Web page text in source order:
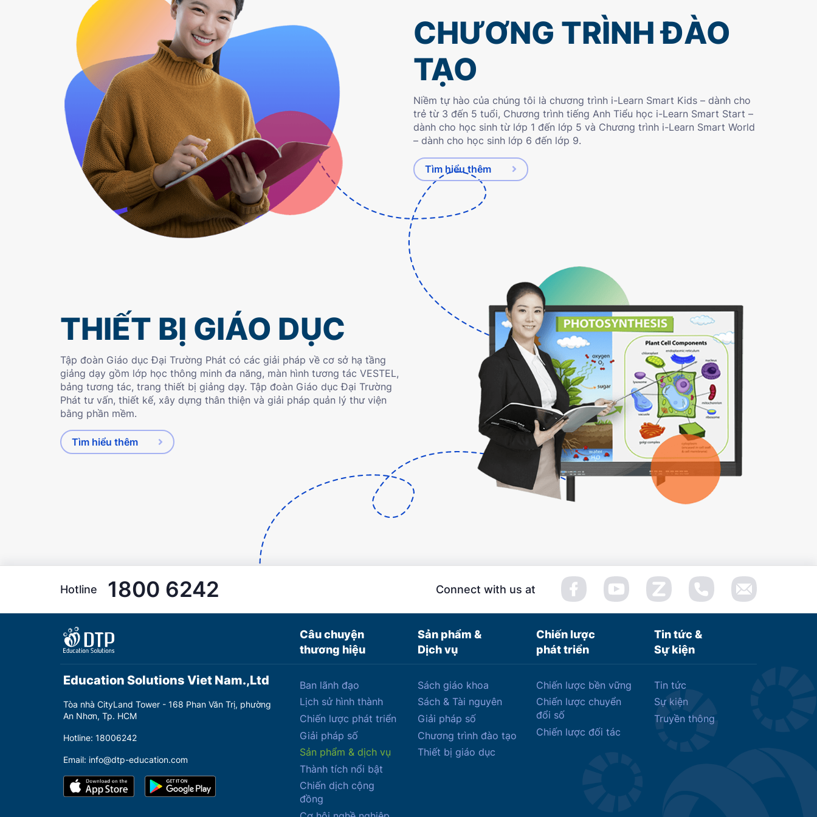
CHƯƠNG TRÌNH ĐÀO
TẠO
Niềm tự hào của chúng tôi là chương trình i-Learn Smart Kids – dành cho
trẻ từ 3 đến 5 tuổi, Chương trình tiếng Anh Tiểu học i-Learn Smart Start –
dành cho học sinh từ lớp 1 đến lớp 5 và Chương trình i-Learn Smart World
– dành cho học sinh lớp 6 đến lớp 9.
Tìm hiểu thêm
THIẾT BỊ GIÁO DỤC
Tập đoàn Giáo dục Đại Trường Phát có các giải pháp về cơ sở hạ tầng
giảng dạy gồm lớp học thông minh đa năng, màn hình tương tác VESTEL,
bảng tương tác, trang thiết bị giảng dạy. Tập đoàn Giáo dục Đại Trường
Phát tư vấn, thiết kế, xây dựng thân thiện và giải pháp quản lý thư viện
bằng phần mềm.
Tìm hiểu thêm
Hotline 1800 6242 Connect with us at
Câu chuyện
thương hiệu
Sản phẩm &
Dịch vụ
Chiến lược
phát triển
Tin tức &
Sự kiện
Education Solutions Viet Nam.,Ltd
Tòa nhà CityLand Tower - 168 Phan Văn Trị, phường
An Nhơn, Tp. HCM
Hotline: 18006242
Email: info@dtp-education.com
Ban lãnh đạo
Lịch sử hình thành
Chiến lược phát triển
Giải pháp số
Sản phẩm & dịch vụ
Thành tích nổi bật
Chiến dịch cộng
đồng
Sách giáo khoa
Sách & Tài nguyên
Giải pháp số
Chương trình đào tạo
Thiết bị giáo dục
Chiến lược bền vững
Chiến lược chuyển
đổi số
Chiến lược đối tác
Tin tức
Sự kiện
Truyền thông